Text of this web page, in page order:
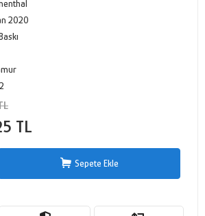
2020
TL
Sepete Ekle